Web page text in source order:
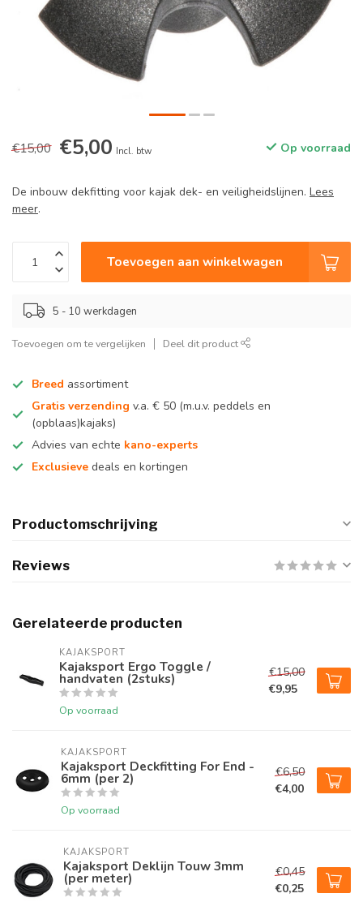
€15,00 €5,00 Incl. btw Op voorraad
De inbouw dekfitting voor kajak dek- en veiligheidslijnen. Lees
meer.
Toevoegen aan winkelwagen
5 - 10 werkdagen
Toevoegen om te vergelijken Deel dit product
Breed assortiment
Gratis verzending v.a. € 50 (m.u.v. peddels en
(opblaas)kajaks)
Advies van echte kano-experts
Exclusieve deals en kortingen
Productomschrijving
Reviews
Gerelateerde producten
KAJAKSPORT
Kajaksport Ergo Toggle /
handvaten (2stuks)
Op voorraad
€15,00
€9,95
KAJAKSPORT
Kajaksport Deckfitting For End -
6mm (per 2)
Op voorraad
€6,50
€4,00
KAJAKSPORT
Kajaksport Deklijn Touw 3mm
(per meter)
€0,45
€0,25